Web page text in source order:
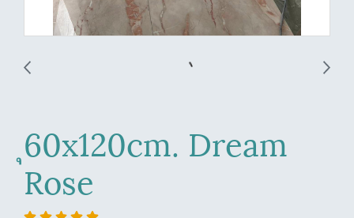
ุ60x120cm. Dream
Rose